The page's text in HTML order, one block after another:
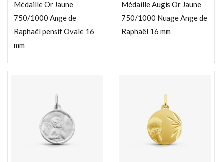
Médaille Or Jaune
750/1000 Ange de
Raphaël pensif Ovale 16
mm
Médaille Augis Or Jaune
750/1000 Nuage Ange de
Raphaël 16 mm